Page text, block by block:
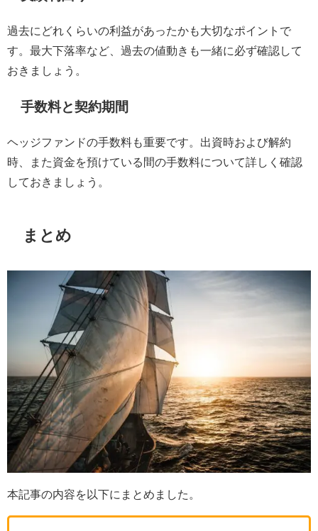
過去にどれくらいの利益があったかも大切なポイントで
す。最大下落率など、過去の値動きも一緒に必ず確認して
おきましょう。
手数料と契約期間
ヘッジファンドの手数料も重要です。出資時および解約
時、また資金を預けている間の手数料について詳しく確認
しておきましょう。
まとめ
本記事の内容を以下にまとめました。